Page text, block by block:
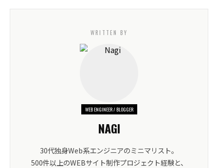
WRITTEN BY
WEB ENGINEER / BLOGGER
NAGI
30代独身Web系エンジニアのミニマリスト。
500件以上のWEBサイト制作プロジェクト経験と、